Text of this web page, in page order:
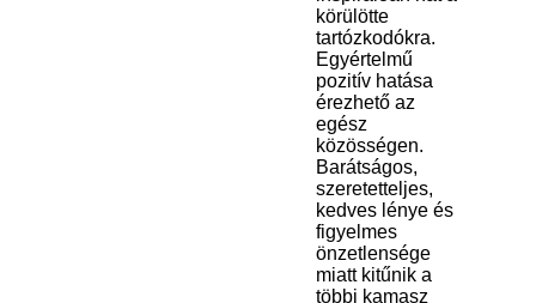
körülötte
tartózkodókra.
Egyértelmű
pozitív hatása
érezhető az
egész
közösségen.
Barátságos,
szeretetteljes,
kedves lénye és
figyelmes
önzetlensége
miatt kitűnik a
többi kamasz